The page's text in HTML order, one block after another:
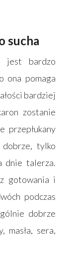
sucha
jest bardzo
ona pomaga
bardziej
zostanie
przepłukany
tylko
dnie talerza.
gotowania i
podczas
dobrze
masła, sera,